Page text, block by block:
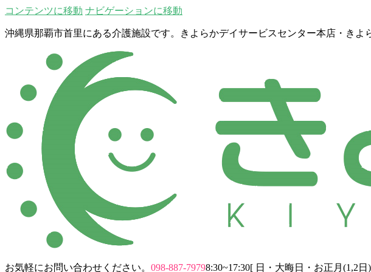
コンテンツに移動 ナビゲーションに移動
沖縄県那覇市首里にある介護施設です。きよらかデイサービスセンター本店・き
お気軽にお問い合わせください。 098-887-79798:30~17:30[ 日・大晦日・お正月(1,2日